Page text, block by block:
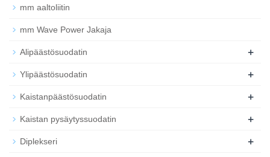
mm aaltoliitin
mm Wave Power Jakaja
Alipäästösuodatin +
Ylipäästösuodatin +
Kaistanpäästösuodatin +
Kaistan pysäytyssuodatin +
Diplekseri +